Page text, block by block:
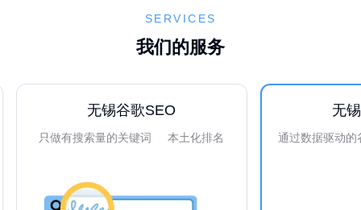
SERVICES
我们的服务
无锡谷歌SEO
只做有搜索量的关键词 本土化排名
无
通过数据驱动的